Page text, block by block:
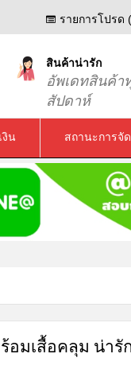
รายการโปรด
สินค้าน่ารัก
อัพเดทสินค้า
สัปดาห์
งิน สถานะการจั
อมเสื้อคลุม น่ารั